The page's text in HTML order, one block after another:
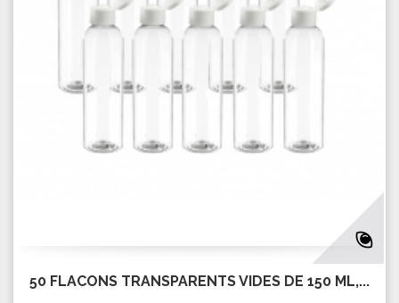
50 FLACONS TRANSPARENTS VIDES DE 150 ML,...